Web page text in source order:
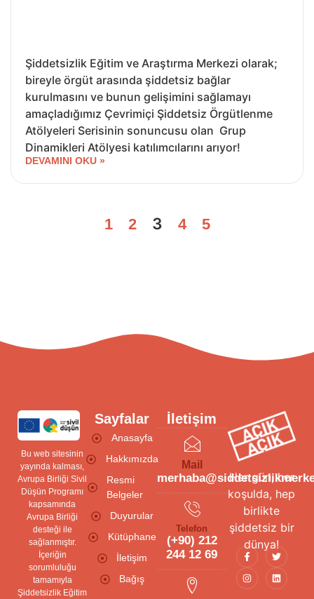
Şiddetsizlik Eğitim ve Araştırma Merkezi olarak;
bireyle örgüt arasında şiddetsiz bağlar
kurulmasını ve bunun gelişimini sağlamayı
amaçladığımız Çevrimiçi Şiddetsiz Örgütlenme
Atölyeleri Serisinin sonuncusu olan Grup
Dinamikleri Atölyesi katılımcılarını arıyor!
DEVAMINI OKU »
1 2 3 4 5
Bu web sitesinin
yayında kalması,
Avrupa Birliği Sivil
Düşün Programı
kapsamında
Avrupa Birliği
desteği ile
sağlanmıştır.
İçeriğin
sorumluluğu
tamamıyla
Şiddetsizlik Eğitim
Sayfalar
Anasayfa
Hakkımızda
Resmi
Belgeler
Duyurular
Kütüphane
İletişim
Bağış
İletişim
Mail
Telefon
(+90) 212
244 12 69
Her gün, her
koşulda, hep
birlikte
şiddetsiz bir
dünya!